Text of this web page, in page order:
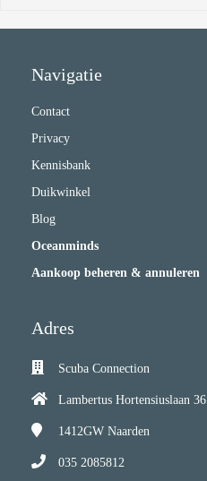
Navigatie
Contact
Privacy
Kennisbank
Duikwinkel
Blog
Oceanminds
Aankoop beheren & annuleren
Adres
Scuba Connection
Lambertus Hortensiuslaan 36
1412GW Naarden
035 2085812